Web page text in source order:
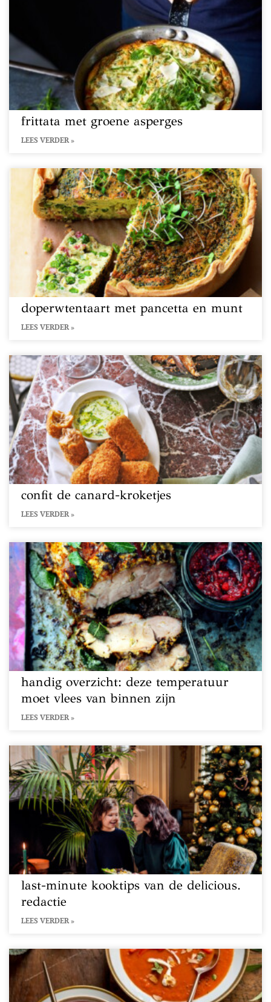
frittata met groene asperges
LEES VERDER »
doperwtentaart met pancetta en munt
LEES VERDER »
confit de canard-kroketjes
LEES VERDER »
handig overzicht: deze temperatuur
moet vlees van binnen zijn
LEES VERDER »
last-minute kooktips van de delicious.
redactie
LEES VERDER »